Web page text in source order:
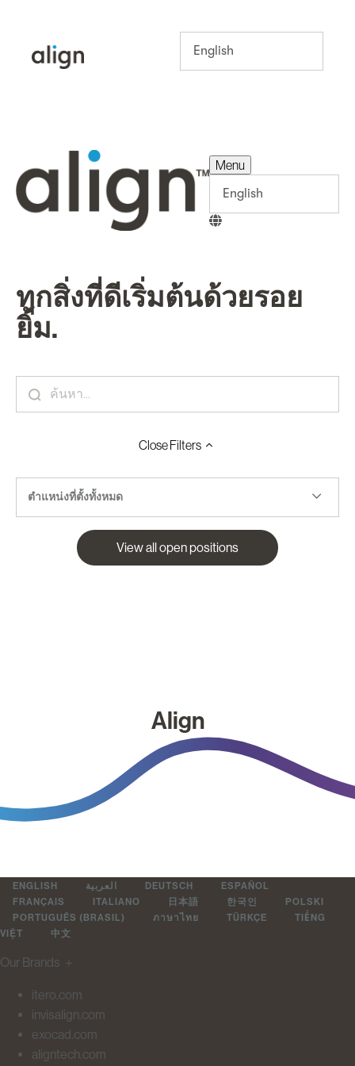
Menu
ทุกสิ่งที่ดีเริ่มต้นด้วยรอย
ยิ้ม.
CloseFilters
ตำแหน่งที่ตั้งทั้งหมด
View all open positions
Align
ENGLISH العربية DEUTSCH
ESPAÑOL
FRANÇAIS
ITALIANO 日本語 한국인
POLSKI
PORTUGUÊS (BRASIL)
ภาษาไทย TÜRKÇE
TIẾNG
VIỆT
中文
Our Brands ＋
itero.com
invisalign.com
exocad.com
aligntech.com